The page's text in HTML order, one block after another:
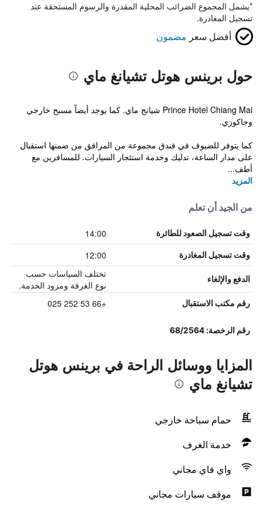
*يشمل المجموع الضرائب المحلية المقدرة والرسوم المستحقة عند
تسجيل المغادرة.
أفضل سعر مضمون
حول برينس هوتل تشيانغ ماي
Prince Hotel Chiang Mai شيانج ماي. كما يوجد أيضاً مسبح خارجي
وجاكوزي.
كما يتوفر للضيوف في فندق مجموعة من المرافق من ضمنها استقبال
على مدار الساعة، تدليك وخدمة استئجار السيارات. للمسافرين مع
أطف...
المزيد
من الجيد أن تعلم
وقت تسجيل الصعود للطائرة 14:00
وقت تسجيل المغادرة 12:00
الدفع والإلغاء
تختلف السياسات حسب
نوع الغرفة ومزود الخدمة.
رقم مكتب الاستقبال +66 53 252 025
رقم الرخصة: 68/2564
المزايا ووسائل الراحة في برينس هوتل
تشيانغ ماي
حمام سباحة خارجي
خدمة الغرف
واي فاي مجاني
موقف سيارات مجاني